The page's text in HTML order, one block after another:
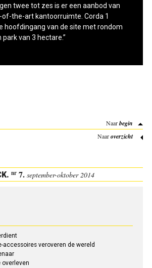
twee tot zes is er een aanbod van
of-the-art kantoorruimte. Corda 1
hoofdingang van de site met rondom
van 3 hectare.”
Naarbegin
Naaroverzicht
. nr7. september-oktober 2014
accessoires veroveren de wereld
overleven